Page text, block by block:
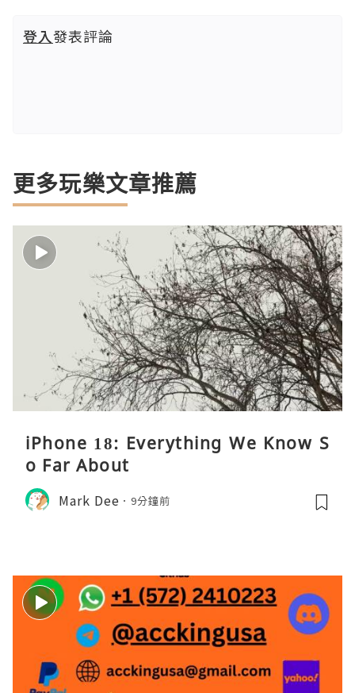
登入發表評論
更多玩樂文章推薦
iPhone 18: Everything We Know S
o Far About
Mark Dee 9分鐘前